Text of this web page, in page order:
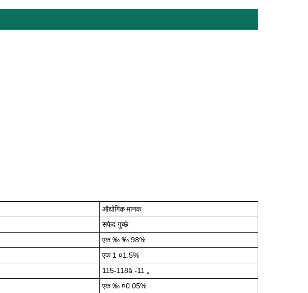
औद्योगिक मानक
सफेद गुच्छे
एक ‰ ‰ 98%
एक 1 ¤1.5%
115-118â -11 „
एक ‰ ¤0.05%